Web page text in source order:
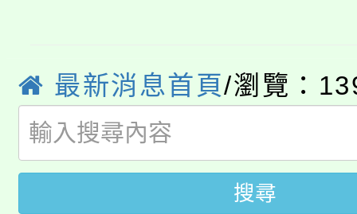
生本土語及新住民語歌
公告本校115學年度第
代理(課)教師甄選結果(
公告本校115學年度第
代理(課)教師甄選結果(
轉知中國文化大學推廣
《TA101》溝通分析基
轉知苗栗縣政府辦理
最新消息首頁/瀏覽：
搜尋